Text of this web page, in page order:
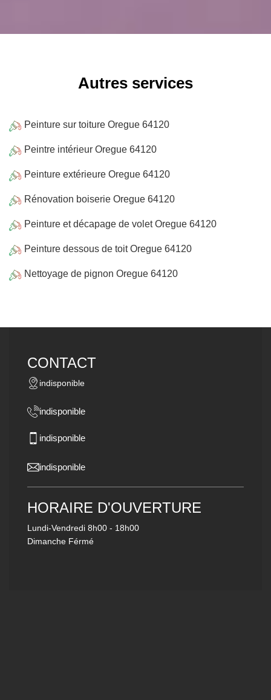
Autres services
Peinture sur toiture Oregue 64120
Peintre intérieur Oregue 64120
Peinture extérieure Oregue 64120
Rénovation boiserie Oregue 64120
Peinture et décapage de volet Oregue 64120
Peinture dessous de toit Oregue 64120
Nettoyage de pignon Oregue 64120
CONTACT
indisponible
indisponible
indisponible
indisponible
HORAIRE D'OUVERTURE
Lundi-Vendredi 8h00 - 18h00
Dimanche Férmé